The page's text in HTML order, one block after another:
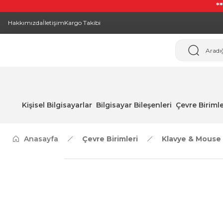
HakkımızdaİletişimKargo Takibi
Kişisel Bilgisayarlar Bilgisayar Bileşenleri Çevre
Anasayfa Çevre Birimleri Klavye &